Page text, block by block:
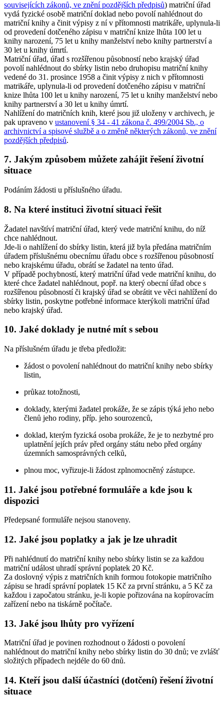
souvisejících zákonů, ve znění pozdějších předpisů) matriční úřad
vydá fyzické osobě matriční doklad nebo povolí nahlédnout do
matriční knihy a činit výpisy z ní v přítomnosti matrikáře, uplynula-li
od provedení dotčeného zápisu v matriční knize lhůta 100 let u
knihy narození, 75 let u knihy manželství nebo knihy partnerství a
30 let u knihy úmrtí.
Matriční úřad, úřad s rozšířenou působností nebo krajský úřad
povolí nahlédnout do sbírky listin nebo druhopisu matriční knihy
vedené do 31. prosince 1958 a činit výpisy z nich v přítomnosti
matrikáře, uplynula-li od provedení dotčeného zápisu v matriční
knize lhůta 100 let u knihy narození, 75 let u knihy manželství nebo
knihy partnerství a 30 let u knihy úmrtí.
Nahlížení do matričních knih, které jsou již uloženy v archivech, je
pak upraveno v ustanovení § 34 - 41 zákona č. 499/2004 Sb., o
archivnictví a spisové službě a o změně některých zákonů, ve znění
pozdějších předpisů.
7. Jakým způsobem můžete zahájit řešení životní
situace
Podáním žádosti u příslušného úřadu.
8. Na které instituci životní situaci řešit
Žadatel navštíví matriční úřad, který vede matriční knihu, do níž
chce nahlédnout.
Jde-li o nahlížení do sbírky listin, která již byla předána matričním
úřadem příslušnému obecnímu úřadu obce s rozšířenou působností
nebo krajskému úřadu, obrátí se žadatel na tento úřad.
V případě pochybností, který matriční úřad vede matriční knihu, do
které chce žadatel nahlédnout, popř. na který obecní úřad obce s
rozšířenou působností či krajský úřad se obrátit ve věci nahlížení do
sbírky listin, poskytne potřebné informace kterýkoli matriční úřad
nebo krajský úřad.
10. Jaké doklady je nutné mít s sebou
Na příslušném úřadu je třeba předložit:
žádost o povolení nahlédnout do matriční knihy nebo sbírky
listin,
průkaz totožnosti,
doklady, kterými žadatel prokáže, že se zápis týká jeho nebo
členů jeho rodiny, příp. jeho sourozenců,
doklad, kterým fyzická osoba prokáže, že je to nezbytné pro
uplatnění jejích práv před orgány státu nebo před orgány
územních samosprávných celků,
plnou moc, vyřizuje-li žádost zplnomocněný zástupce.
11. Jaké jsou potřebné formuláře a kde jsou k
dispozici
Předepsané formuláře nejsou stanoveny.
12. Jaké jsou poplatky a jak je lze uhradit
Při nahlédnutí do matriční knihy nebo sbírky listin se za každou
matriční událost uhradí správní poplatek 20 Kč.
Za doslovný výpis z matričních knih formou fotokopie matričního
zápisu se hradí správní poplatek 15 Kč za první stránku, a 5 Kč za
každou i započatou stránku, je-li kopie pořizována na kopírovacím
zařízení nebo na tiskárně počítače.
13. Jaké jsou lhůty pro vyřízení
Matriční úřad je povinen rozhodnout o žádosti o povolení
nahlédnout do matriční knihy nebo sbírky listin do 30 dnů; ve zvlášť
složitých případech nejdéle do 60 dnů.
14. Kteří jsou další účastníci (dotčení) řešení životní
situace